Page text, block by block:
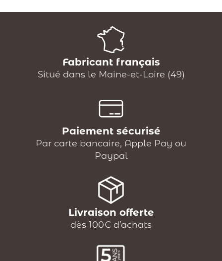
Fabricant français
Situé dans le Maine-et-Loire (49)
Paiement sécurisé
Par carte bancaire, Apple Pay ou
Paypal
Livraison offerte
dès 100€ d’achats